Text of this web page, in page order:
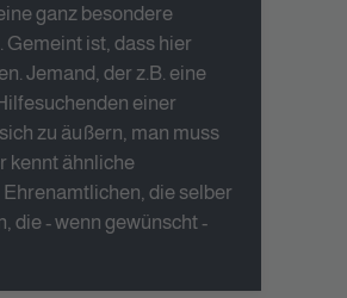
ganz besondere
ist, dass hier
Jemand, der z.B. eine
einer
zu äußern, man muss
kennt ähnliche
die selber
die - wenn gewünscht -